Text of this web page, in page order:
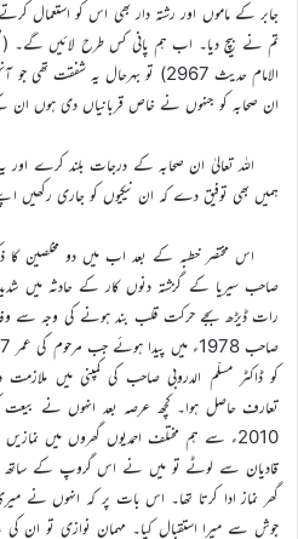
جابر کے ماموں اور رشتہ دار بھی اس کو استعمال
تم نے بیچ دیا۔ اب ہم پانی کس طرح لائیں گے۔
الامام حدیث 2967) تو بہرحال یہ
ان صحابہ کو جنہوں نے خاص قربانیاں دی ہوں ان
اللہ تعالیٰ ان صحابہ کے درجات بلند کرے اور
ہمیں بھی توفیق دے کہ ان نیکیوں کو جاری رکھیں
اس مختصر خطبہ کے بعد اب میں دو مخلصین کا
رات ڈیڑھ بجے حرکت قلب بند ہونے کی وجہ سے وفات
کو ڈاکٹر مسلّم الدروبی صاحب کی کمپنی میں
تعارف حاصل ہوا۔ کچھ عرصہ بعد انہوں نے بیعت
2010ء سے ہم مختلف احمدیوں گھروں میں
قادیان سے لوٹے تو میں نے اس گروپ کے ساتھ
گھر نماز ادا کرتا تھا۔ اس بات پر کہ انہوں
جوش سے میرا استقبال کیا۔ مہمان نوازی تو ان